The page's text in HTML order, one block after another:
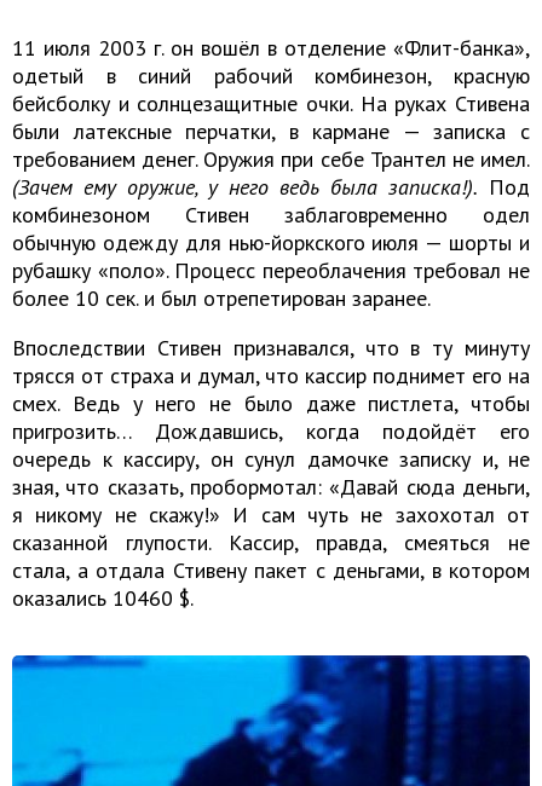
11 июля 2003 г. он вошёл в отделение «Флит-банка»,
одетый в синий рабочий комбинезон, красную
бейсболку и солнцезащитные очки. На руках Стивена
были латексные перчатки, в кармане — записка с
требованием денег. Оружия при себе Трантел не имел.
(Зачем ему оружие, у него ведь была записка!). Под
комбинезоном Стивен заблаговременно одел
обычную одежду для нью-йоркского июля — шорты и
рубашку «поло». Процесс переоблачения требовал не
более 10 сек. и был отрепетирован заранее.
Впоследствии Стивен признавался, что в ту минуту
трясся от страха и думал, что кассир поднимет его на
смех. Ведь у него не было даже пистлета, чтобы
пригрозить… Дождавшись, когда подойдёт его
очередь к кассиру, он сунул дамочке записку и, не
зная, что сказать, пробормотал: «Давай сюда деньги,
я никому не скажу!» И сам чуть не захохотал от
сказанной глупости. Кассир, правда, смеяться не
стала, а отдала Стивену пакет с деньгами, в котором
оказались 10460 $.